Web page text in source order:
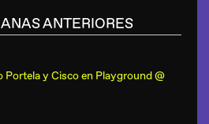
ANTERIORES
Portela y Ciscoen Playground @